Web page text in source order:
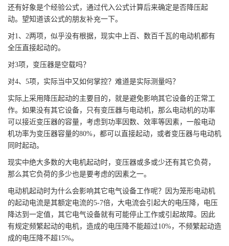
还有好象是个经验公式，通过代入公式计算后来确定是否降压起
动。望知道该公式的朋友补充一下。
对1、2两项，似乎没有根据，现实中上百、数百千瓦的电动机都有
全压直接起动的。
对3项，变压器是空载吗？
对4、5项，实际当中又如何掌控？难道是实际测量吗？
实际上采用降压起动的主要目的，就是避免影响其它设备的正常工
作。如果没有其它设备，只有变压器与电动机，那么电动机的功率
可以接近变压器的容量，考虑到功率因数、效率等因素，一般电动
机功率为变压器容量的80%，都可以直接起动，或者变压器与电动机
同时起动。
现实中绝大多数的大电机起动时，变压器或多或少还有其它负荷，
那么其它负荷的多少也是要考虑的因素之一。
电动机起动时为什么会影响其它电气设备工作呢？因为笼形电动机
的起动电流是其额定电流的5-7倍，大电流会引起大的电压降，电压
降达到一定值，其它电气设备就有可能停止工作或引起故障。因此
有规定频繁起动的电机，造成的电压降不能超过10%，不频繁起动造
成的电压降不超15%。